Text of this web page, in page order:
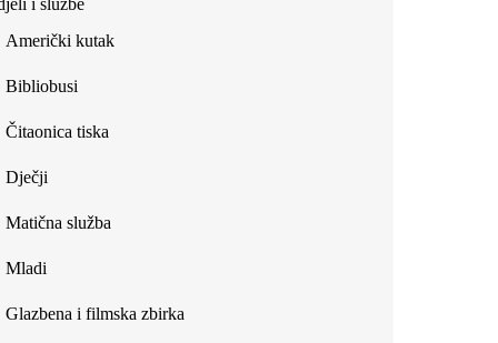
external)
i službe
Američki kutak
Bibliobusi
Čitaonica tiska
Dječji
Matična služba
Mladi
Glazbena i filmska zbirka